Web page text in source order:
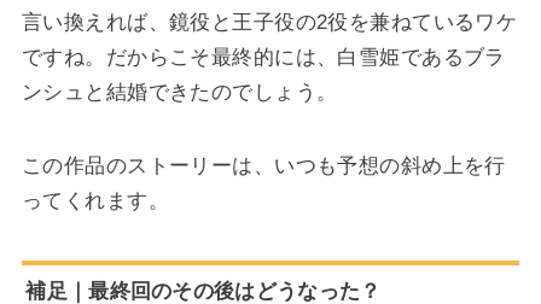
言い換えれば、鏡役と王子役の2役を兼ねているワケ
ですね。だからこそ最終的には、白雪姫であるブラ
ンシュと結婚できたのでしょう。
この作品のストーリーは、いつも予想の斜め上を行
ってくれます。
補足｜最終回のその後はどうなった？